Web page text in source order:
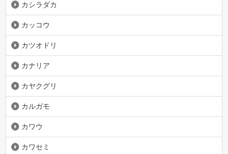
カシラダカ
カッコウ
カツオドリ
カナリア
カヤクグリ
カルガモ
カワウ
カワセミ